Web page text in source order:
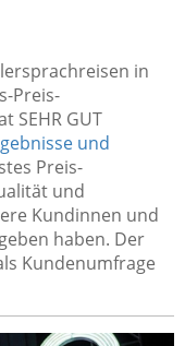
in
Preis-
SEHR GUT
und
Preis-
und
Kundinnen und
haben. Der
Kundenumfrage